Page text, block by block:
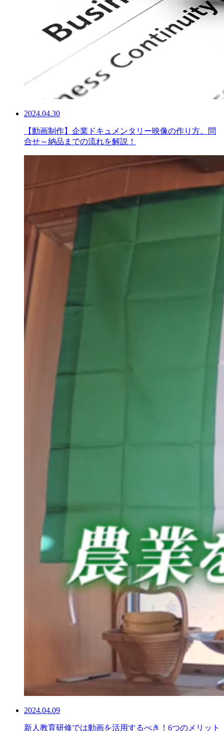
2024.04.30
【動画制作】企業ドキュメンタリー映像の作り方。問
合せ～納品までの流れを解説！
2024.04.09
新人教育研修では動画を活用するべき！6つのメリット